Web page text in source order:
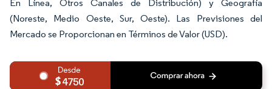
En Línea, Otros Canales de Distribución) y Geografía
(Noreste, Medio Oeste, Sur, Oeste). Las Previsiones del
Mercado se Proporcionan en Términos de Valor (USD).
4750